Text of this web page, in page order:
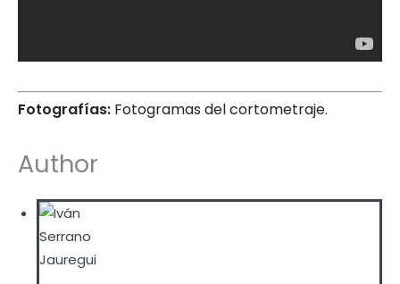
Fotografías: Fotogramas del cortometraje.
Author